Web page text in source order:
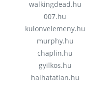
walkingdead.hu
007.hu
kulonvelemeny.hu
murphy.hu
chaplin.hu
gyilkos.hu
halhatatlan.hu